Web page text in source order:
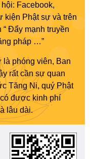
Facebook,
kiện Phật sự và trên
Đẩy mạnh truyền
pháp …”
là phóng viên, Ban
rất cần sự quan
Tăng Ni, quý Phật
được kinh phí
lâu dài.